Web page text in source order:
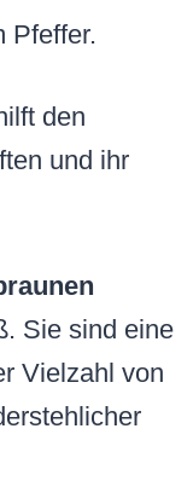
Pfeffer.
den
und ihr
Sie sind eine
Vielzahl von